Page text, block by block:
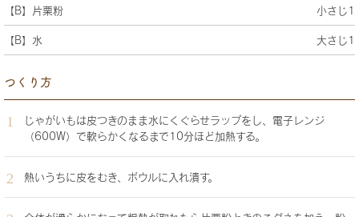
【B】片栗粉 小さじ1
【B】水 大さじ1
つくり方
じゃがいもは皮つきのまま水にくぐらせラップをし、電子レンジ
（600W）で軟らかくなるまで10分ほど加熱する。
熱いうちに皮をむき、ボウルに入れ潰す。